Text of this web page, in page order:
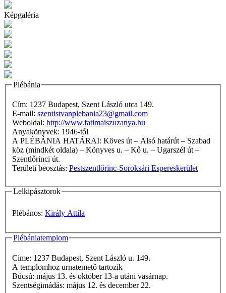
Képgaléria
Plébánia
Cím: 1237 Budapest, Szent László utca 149.
E-mail: szentistvanplebania23@gmail.com
Weboldal: http://www.fatimaiszuzanya.hu
Anyakönyvek: 1946-tól
A PLÉBÁNIA HATÁRAI: Köves út – Alsó határút – Szabad
köz (mindkét oldala) – Könyves u. – Kő u. – Ugarszél út –
Szentlőrinci út.
Területi beosztás: Pestszentlőrinc-Soroksári Espereskerület
Lelkipásztorok
Plébános: Király Attila
Plébániatemplom
Címe: 1237 Budapest, Szent László u. 149.
A templomhoz urnatemető tartozik
Búcsú: május 13. és október 13-a utáni vasárnap.
Szentségimádás: május 12. és december 22.